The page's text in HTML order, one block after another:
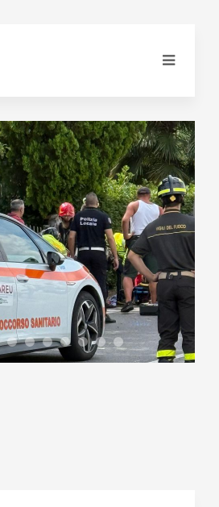
Image 2025-09-06 at
Image 2025-09-06 at
Image 2025-09-06 at
WhatsApp Image 2025-09-06 at
WhatsApp Image 2025-09-06 at
WhatsApp Image 2025-09-06 at
WhatsApp Image 2025-09-
WhatsApp Image 2025-
WhatsApp Image
IMG